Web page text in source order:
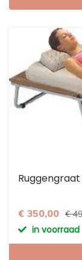
€ 350,00 €
in voorraad